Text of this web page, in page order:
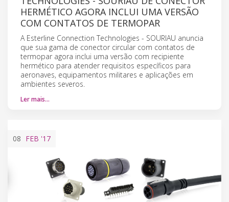
HERMÉTICO AGORA INCLUI UMA VERSÃO
COM CONTATOS DE TERMOPAR
A Esterline Connection Technologies - SOURIAU anuncia
que sua gama de conector circular com contatos de
termopar agora inclui uma versão com recipiente
hermético para atender requisitos específicos para
aeronaves, equipamentos militares e aplicações em
ambientes severos.
Ler mais…
08 FEB '17